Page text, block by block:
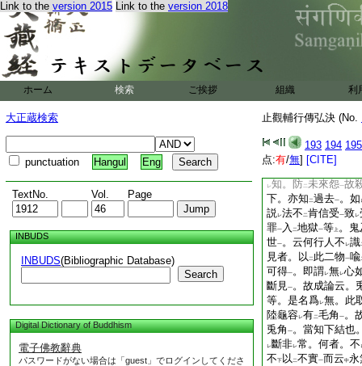
Link to the version 2015 Link to the version 2018
ホーム 検索 ご挨拶 組織 利
大正蔵検索
punctuation Hangul Eng
TextNo. Vol. Page
INBUDS
INBUDS(Bibliographic Database)
Search
Digital Dictionary of Buddhism
電子佛教辭典
パスワードがない場合は「guest」でログインしてくださ
止觀輔行傳弘決 (No.
193 194 195
点:有/無] [CITE]
過去下別答也。先牒
汝所 問不
鬼神下擧レ 劣顯レ勝
中一。呪師問云。何
我亦捨
女言已捨。鬼觀 女
即斷二女命 一
知現
在也
レ知。防二未來怨一故
下。亦知 二過去一。如
説レ法不 二肯信受一致レ
罪一 入 二地獄一等 上 。
世一。云何行人不 レ識
見者。以 二 此二物一喩
可得一。即謂レ無レ心
斷見一。故成論云。
等。是名爲レ無。此
陸龜容レ有二毛角 一。
兎角 一。當知下結也
レ斷非レ常。何者。不
不下 以 二不實一而云中永